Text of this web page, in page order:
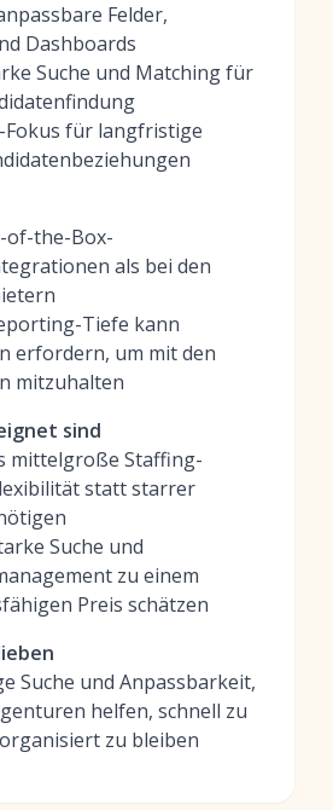
Felder,
Dashboards
Suche und Matching für
Fokus für langfristige
of-the-Box-
als bei den
Tiefe kann
erfordern, um mit den
mitzuhalten
sind
mittelgroße Staffing-
statt starrer
Suche und
zu einem
Preis schätzen
Suche und Anpassbarkeit,
helfen, schnell zu
zu bleiben